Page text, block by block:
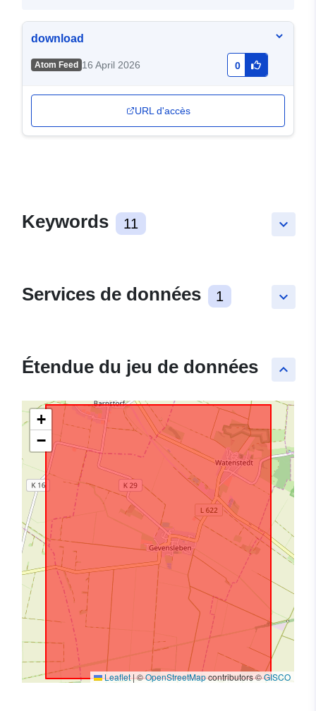
download
Atom Feed 16 April 2026 0
URL d'accès
keyboard_arrow_down
Keywords 11
keyboard_arrow_down
Services de données 1
keyboard_arrow_up
Étendue du jeu de données
+
−
Leaflet|©OpenStreetMapcontributors ©GISCO